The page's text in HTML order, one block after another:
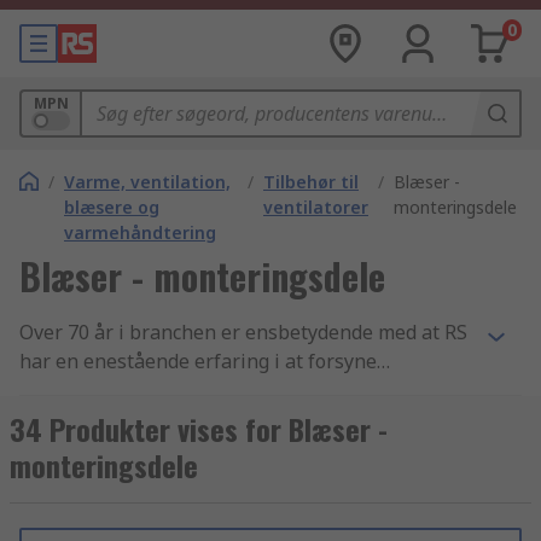
0
MPN
/ Varme, ventilation,
blæsere og
varmehåndtering
/ Tilbehør til
ventilatorer
/ Blæser -
monteringsdele
Blæser - monteringsdele
Over 70 år i branchen er ensbetydende med at RS
har en enestående erfaring i at forsyne
monteringsdele artikler og
elektronikkomponenter. Vi yder support til
teknikere i hele verden gennem distribution af
reservedele og tilbehør produkter til kunder i
34 Produkter vises for Blæser -
monteringsdele